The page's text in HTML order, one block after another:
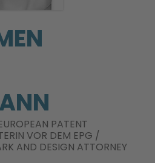
PATENT
VOR DEM EPG /
AND DESIGN ATTORNEY